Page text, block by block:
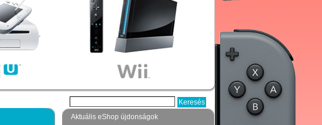
Aktuális eShop újdonságok